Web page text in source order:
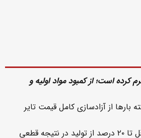
است؛ از کمبود مواد اولیه و
از آزادسازی کامل قیمت تایر
مضاف بر ذوب نقدینگی ناشی از قیمت‌گذاری دستوری قطع برق نیز تولیدکنندگان را با زیان انباشته ناشی این مسئله مواجه می‌کند. فعالان صنعت تایر می گویند لااقل تا ۲۰ درصد از تولید در نتیجه قطعی